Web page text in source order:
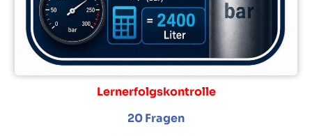
Lernerfolgskontrolle
20 Fragen